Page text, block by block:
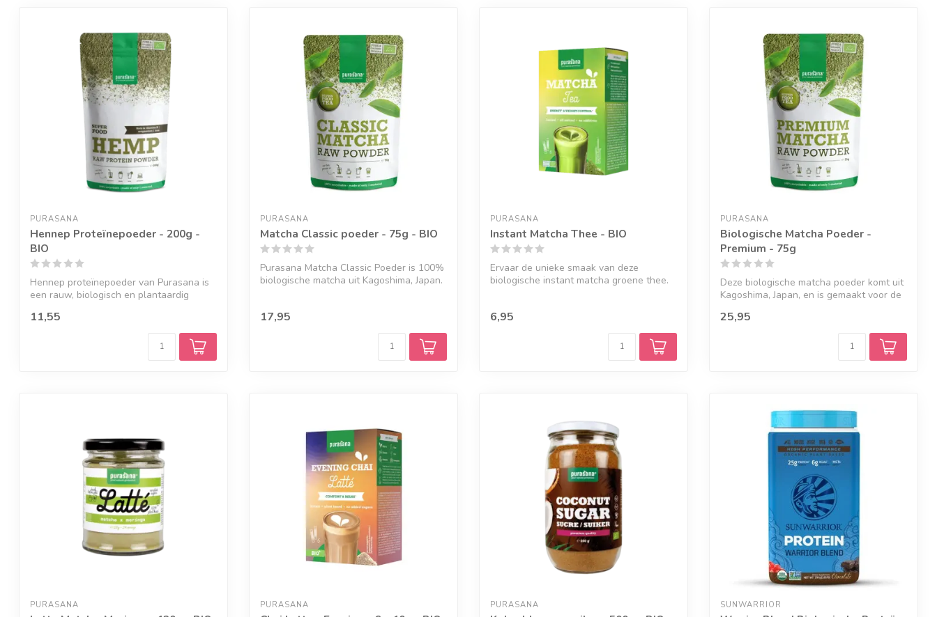
PURASANA
Hennep Proteïnepoeder - 200g -
BIO
Hennep proteïnepoeder van Purasana is
een rauw, biologisch en plantaardig
11,55
PURASANA
Matcha Classic poeder - 75g - BIO
Purasana Matcha Classic Poeder is 100%
biologische matcha uit Kagoshima, Japan.
17,95
PURASANA
Instant Matcha Thee - BIO
Ervaar de unieke smaak van deze
biologische instant matcha groene thee.
6,95
PURASANA
Biologische Matcha Poeder -
Premium - 75g
Deze biologische matcha poeder komt uit
Kagoshima, Japan, en is gemaakt voor de
25,95
PURASANA PURASANA PURASANA SUNWARRIOR